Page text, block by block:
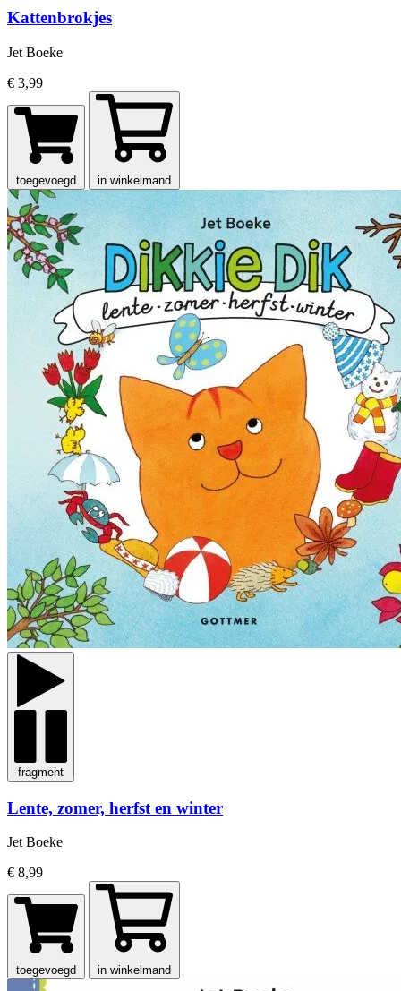
Kattenbrokjes
Jet Boeke
€ 3,99
toegevoegd in winkelmand
fragment
Lente, zomer, herfst en winter
Jet Boeke
€ 8,99
toegevoegd in winkelmand